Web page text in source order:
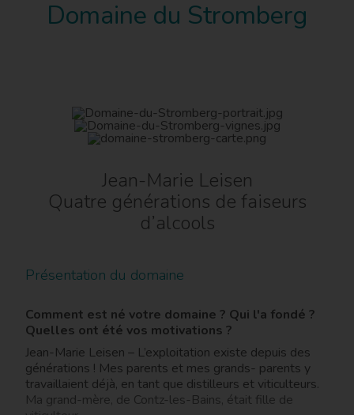
Domaine du Stromberg
Jean-Marie Leisen
Quatre générations de faiseurs
d’alcools
Présentation du domaine
Comment est né votre domaine ? Qui l'a fondé ?
Quelles ont été vos motivations ?
Jean-Marie Leisen – L’exploitation existe depuis des
générations ! Mes parents et mes grands- parents y
travaillaient déjà, en tant que distilleurs et viticulteurs.
Ma grand-mère, de Contz-les-Bains, était fille de